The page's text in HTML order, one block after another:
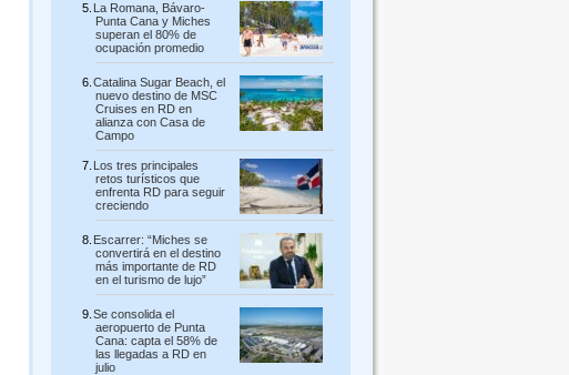
La Romana, Bávaro-
Punta Cana y Miches
superan el 80% de
ocupación promedio
Catalina Sugar Beach, el
nuevo destino de MSC
Cruises en RD en
alianza con Casa de
Campo
Los tres principales
retos turísticos que
enfrenta RD para seguir
creciendo
Escarrer: “Miches se
convertirá en el destino
más importante de RD
en el turismo de lujo”
Se consolida el
aeropuerto de Punta
Cana: capta el 58% de
las llegadas a RD en
julio